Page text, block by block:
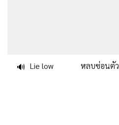
🔊 Lie low หลบซ่อนตัว